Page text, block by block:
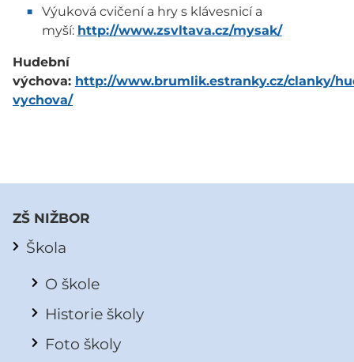
Výuková cvičení a hry s klávesnicí a
myší: http://www.zsvltava.cz/mysak/
Hudební
výchova: http://www.brumlik.estranky.cz/clanky/
vychova/
ZŠ NIŽBOR
Škola
O škole
Historie školy
Foto školy